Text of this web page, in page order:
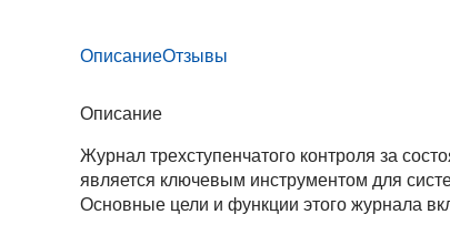
ОписаниеОтзывы
Описание
Журнал трехступенчатого контроля за
является ключевым инструментом для
Основные цели и функции этого журнала